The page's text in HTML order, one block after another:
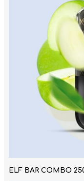
ELF BAR COMBO